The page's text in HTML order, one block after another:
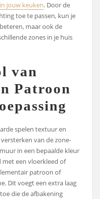
jouw keuken. Door de
toe te passen, kun je
maar ook de
zones in je huis
van
Patroon
spelen textuur en
van de zone-
in een bepaalde kleur
een vloerkleed of
patroon of
Dit voegt een extra laag
die de afbakening